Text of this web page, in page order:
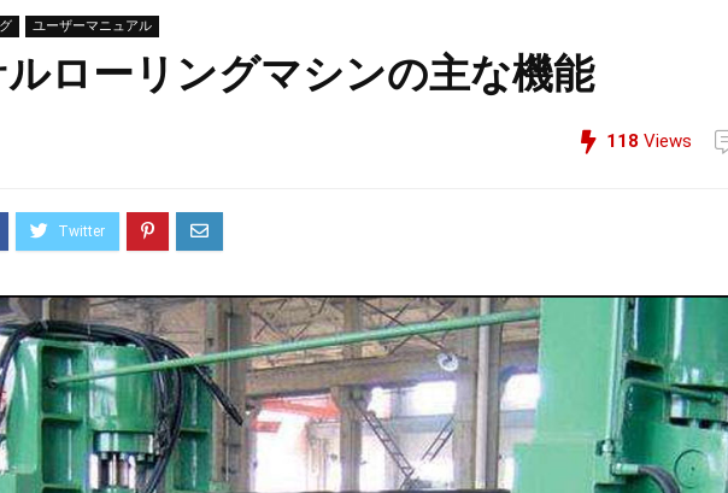
ユーザーマニュアル
ローリングマシンの主な機能
118 Views